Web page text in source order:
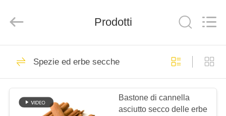
CASA.
PRODOTTI
FOODS
TRADING
Briciole di pane
asciutte
205
Prodotti
Spezie ed erbe secche
Bastone di cannella
asciutto secco delle erbe